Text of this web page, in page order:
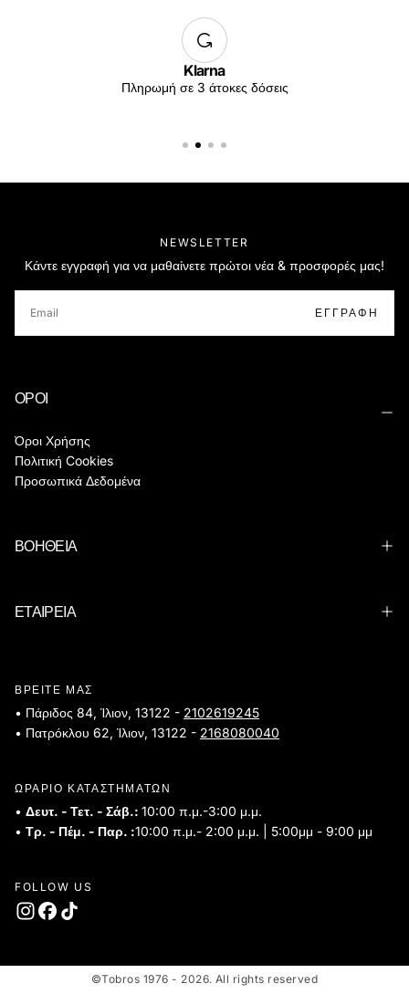
Klarna
Πληρωμή σε 3 άτοκες δόσεις
NEWSLETTER
Κάντε εγγραφή για να μαθαίνετε πρώτοι νέα & προσφορές μας!
ΕΓΓΡΑΦΉ
ΟΡΟΙ
Όροι Χρήσης
Πολιτική Cookies
Προσωπικά Δεδομένα
ΒΟΗΘΕΙΑ
ΕΤΑΙΡΕΙΑ
ΒΡΕΙΤΕ ΜΑΣ
• Πάριδος 84, Ίλιον, 13122 - 2102619245
• Πατρόκλου 62, Ίλιον, 13122 - 2168080040
ΩΡΑΡΙΟ ΚΑΤΑΣΤΗΜΑΤΩΝ
• Δευτ. - Τετ. - Σάβ.: 10:00 π.μ.-3:00 μ.μ.
• Τρ. - Πέμ. - Παρ. :10:00 π.μ.- 2:00 μ.μ. | 5:00μμ - 9:00 μμ
FOLLOW US
©Tobros 1976 - 2026. All rights reserved